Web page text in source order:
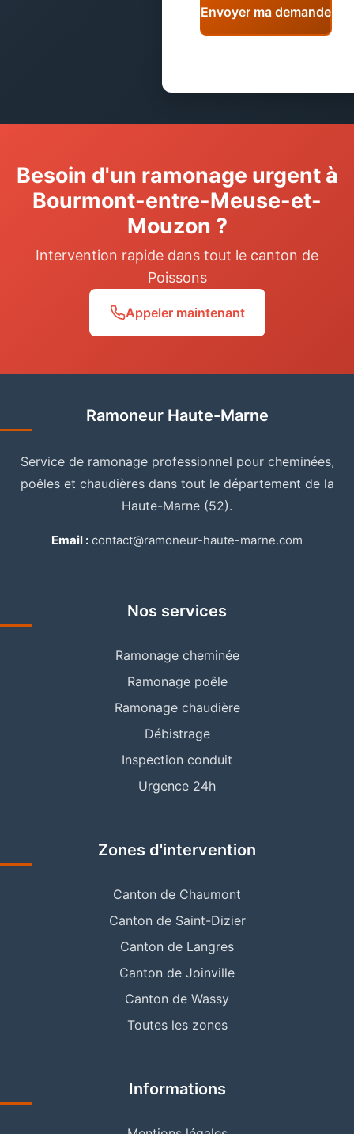
Envoyer ma demande
Besoin d'un ramonage urgent à
Bourmont-entre-Meuse-et-
Mouzon ?
Intervention rapide dans tout le canton de
Poissons
Appeler maintenant
Ramoneur Haute-Marne
Service de ramonage professionnel pour cheminées,
poêles et chaudières dans tout le département de la
Haute-Marne (52).
Email : contact@ramoneur-haute-marne.com
Nos services
Ramonage cheminée
Ramonage poêle
Ramonage chaudière
Débistrage
Inspection conduit
Urgence 24h
Zones d'intervention
Canton de Chaumont
Canton de Saint-Dizier
Canton de Langres
Canton de Joinville
Canton de Wassy
Toutes les zones
Informations